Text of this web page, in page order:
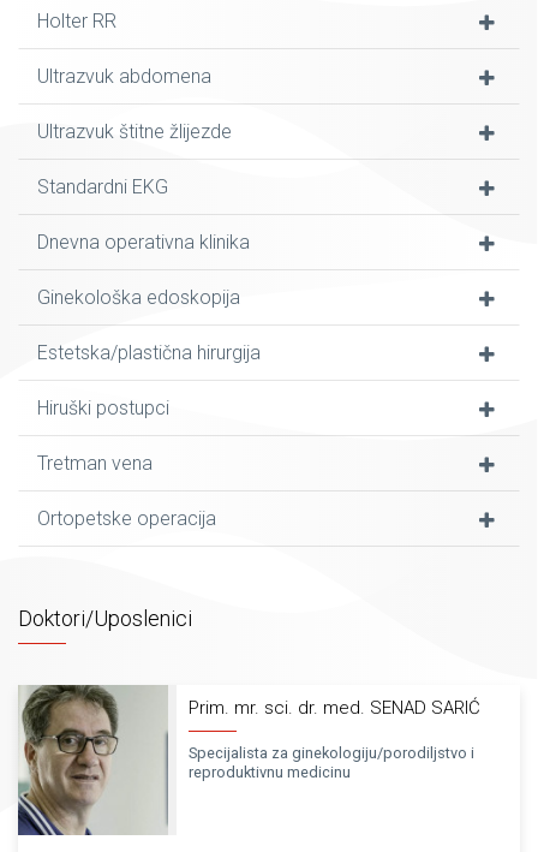
Holter RR
Ultrazvuk abdomena
Ultrazvuk štitne žlijezde
Standardni EKG
Dnevna operativna klinika
Ginekološka edoskopija
Estetska/plastična hirurgija
Hiruški postupci
Tretman vena
Ortopetske operacija
Doktori/Uposlenici
Prim. mr. sci. dr. med. SENAD SARIĆ
Specijalista za ginekologiju/porodiljstvo i
reproduktivnu medicinu